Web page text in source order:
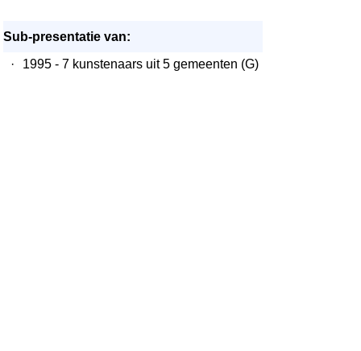
Sub-presentatie van:
·
1995 - 7 kunstenaars uit 5 gemeenten (G)